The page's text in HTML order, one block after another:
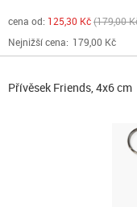
cena od: 125,30 Kč 179,00
Nejnižší cena: 179,00 Kč
Přívěsek Friends, 4x6 cm